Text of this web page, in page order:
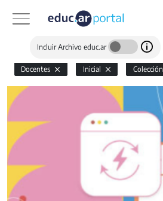
Incluir Archivo educ.ar
Docentes Inicial Colección